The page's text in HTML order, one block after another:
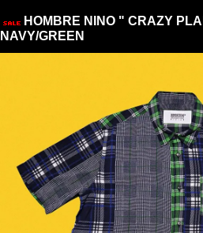
HOMBRE NINO " CRAZY
NAVY/GREEN